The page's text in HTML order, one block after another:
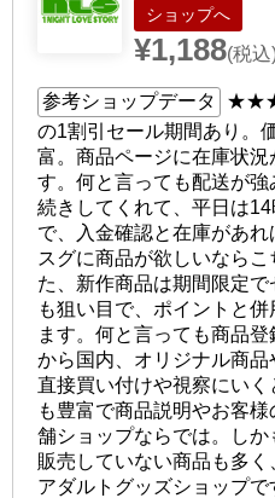
ショップへ
¥1,188(税込
参考ショップデータ
の1割引セール期間あり。
富。商品ページに在庫状
す。何と言っても配送が
続きしてくれて、平日は
で、入金確認と在庫があれ
スグに商品が欲しいなら
た、新作商品は期間限定
も狙い目で、ポイントと
ます。何と言っても商品
から国内、オリジナル商
直接買い付けや視察にい
も豊富で商品説明やお客
舗ショップならでは。し
販売していない商品も多
アダルトグッズショップで